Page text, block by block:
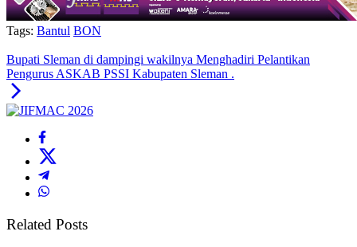
Tags: Bantul BON
Bupati Sleman di dampingi wakilnya Menghadiri Pelantikan
Pengurus ASKAB PSSI Kabupaten Sleman .
Related Posts